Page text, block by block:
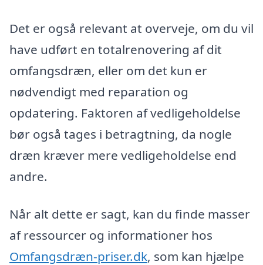
Det er også relevant at overveje, om du vil
have udført en totalrenovering af dit
omfangsdræn, eller om det kun er
nødvendigt med reparation og
opdatering. Faktoren af vedligeholdelse
bør også tages i betragtning, da nogle
dræn kræver mere vedligeholdelse end
andre.
Når alt dette er sagt, kan du finde masser
af ressourcer og informationer hos
Omfangsdræn-priser.dk, som kan hjælpe